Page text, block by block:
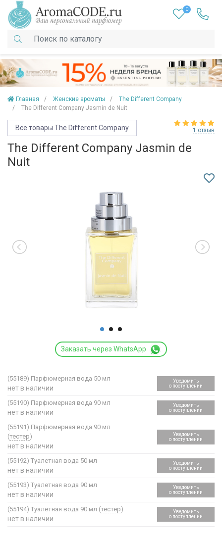
0
Главная Женские ароматы
The Different Company
The Different Company Jasmin de Nuit
Все товары The Different Company 1 отзыв
The Different Company Jasmin de
Nuit
Заказать через WhatsApp
(55189) Парфюмерная вода 50 мл
нет в наличии
Уведомить
о поступлении
(55190) Парфюмерная вода 90 мл
нет в наличии
Уведомить
о поступлении
(55191) Парфюмерная вода 90 мл
(тестер)
нет в наличии
Уведомить
о поступлении
(55192) Туалетная вода 50 мл
нет в наличии
Уведомить
о поступлении
(55193) Туалетная вода 90 мл
нет в наличии
Уведомить
о поступлении
(55194) Туалетная вода 90 мл (тестер)
нет в наличии
Уведомить
о поступлении